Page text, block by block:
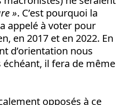
». C’est pourquoi la
appelé à voter pour
en 2017 et en 2022. En
d’orientation nous
échéant, il fera de même
opposés à ce